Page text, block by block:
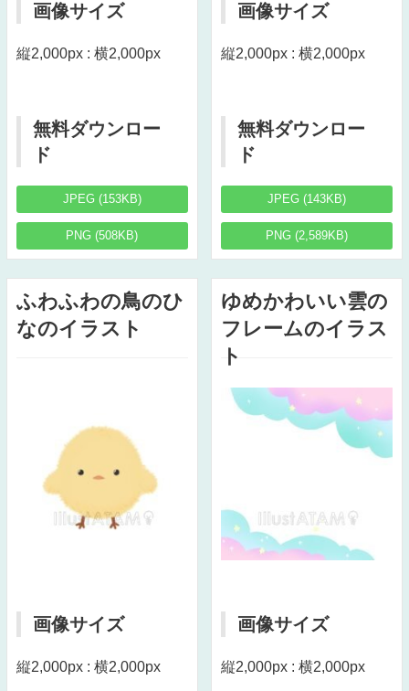
画像サイズ
縦2,000px : 横2,000px
無料ダウンロー
ド
JPEG (153KB)
PNG (508KB)
画像サイズ
縦2,000px : 横2,000px
無料ダウンロー
ド
JPEG (143KB)
PNG (2,589KB)
ふわふわの鳥のひ
なのイラスト
画像サイズ
縦2,000px : 横2,000px
ゆめかわいい雲の
フレームのイラス
ト
画像サイズ
縦2,000px : 横2,000px